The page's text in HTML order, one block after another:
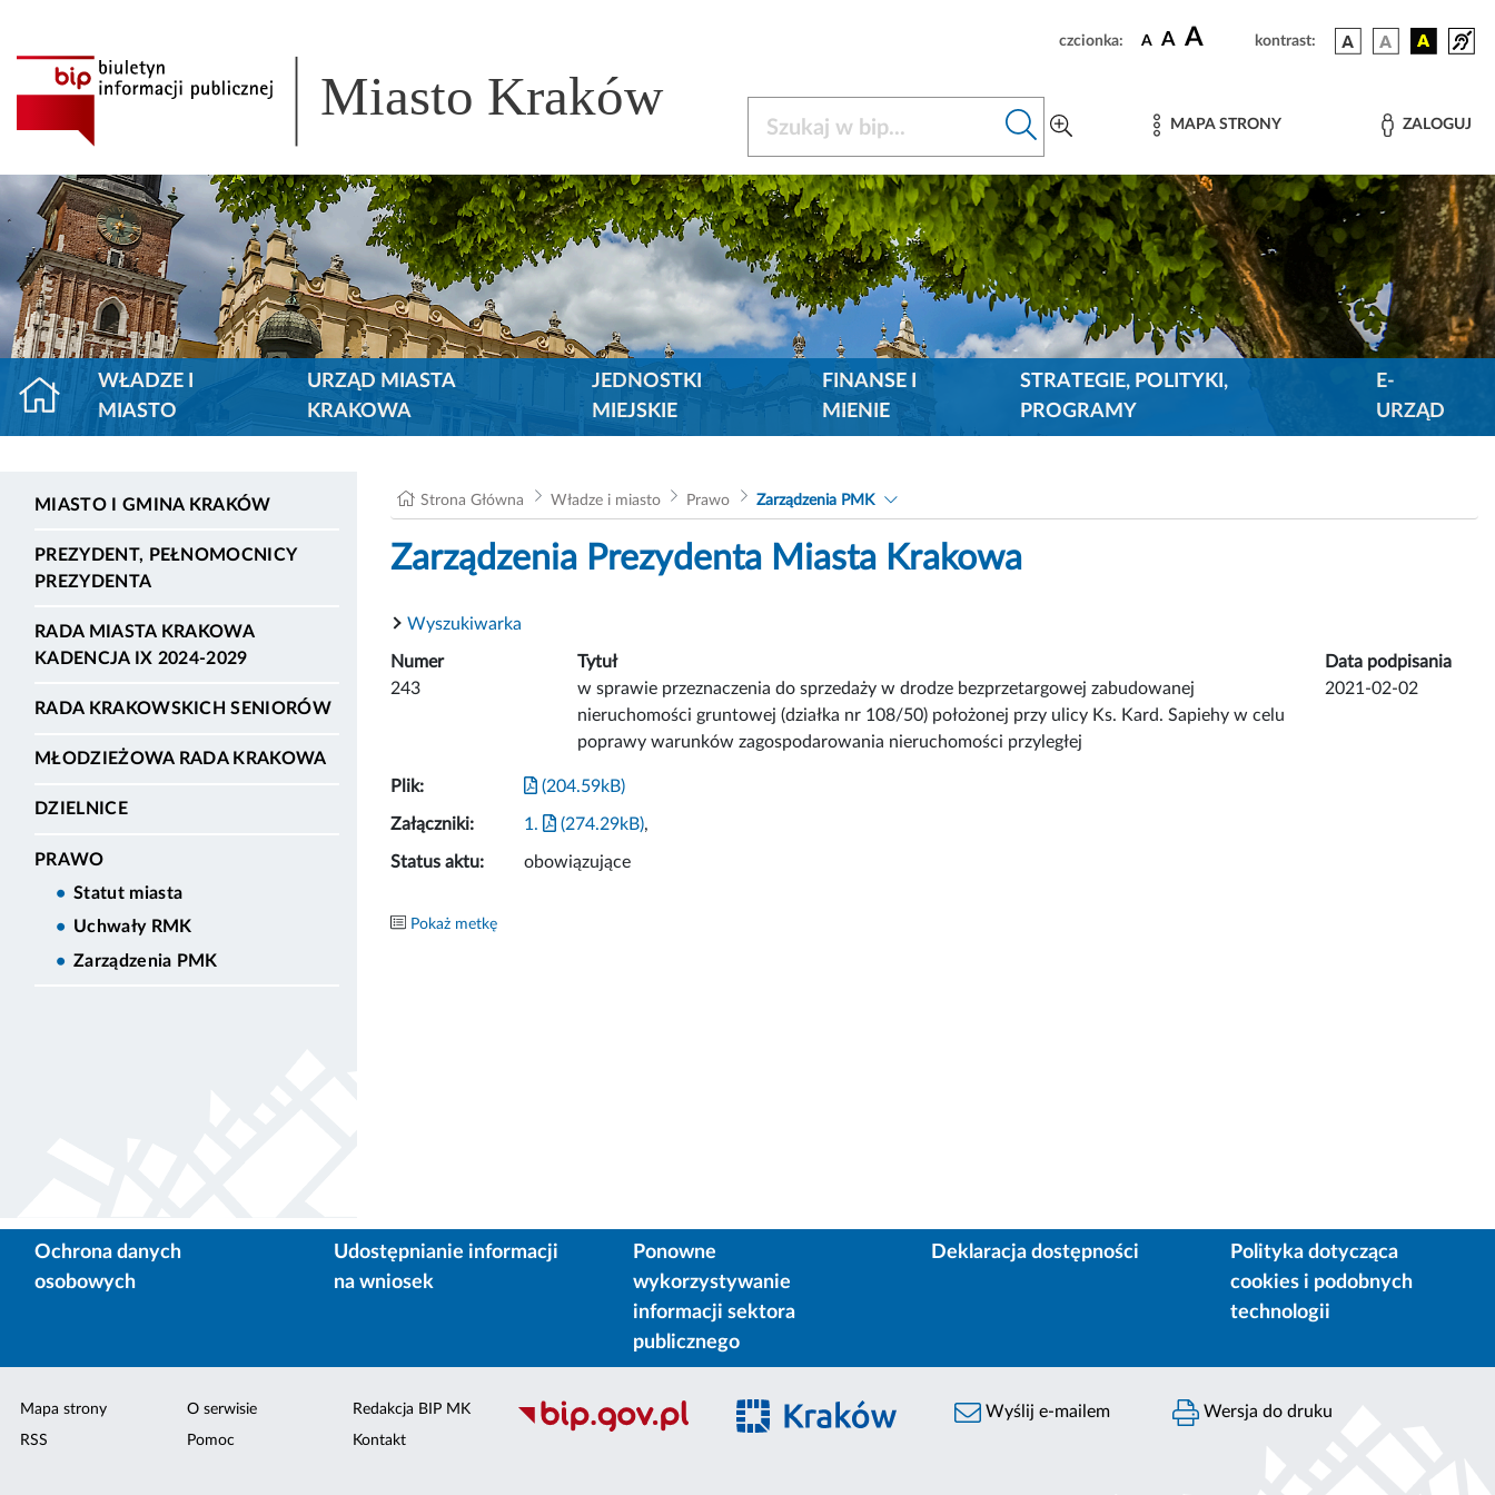
czcionka: A A A kontrast:
Miasto Kraków MAPA STRONY ZALOGUJ
WŁADZE I
MIASTO
URZĄD MIASTA
KRAKOWA
JEDNOSTKI
MIEJSKIE
FINANSE I
MIENIE
STRATEGIE, POLITYKI,
PROGRAMY
E-
URZĄD
MIASTO I GMINA KRAKÓW
PREZYDENT, PEŁNOMOCNICY
PREZYDENTA
RADA MIASTA KRAKOWA
KADENCJA IX 2024-2029
RADA KRAKOWSKICH SENIORÓW
MŁODZIEŻOWA RADA KRAKOWA
DZIELNICE
PRAWO
Statut miasta
Uchwały RMK
Zarządzenia PMK
Strona Główna Władze i miasto Prawo Zarządzenia PMK
Zarządzenia Prezydenta Miasta Krakowa
Wyszukiwarka
Numer Tytuł
Data podpisania
243
w sprawie przeznaczenia do sprzedaży w drodze bezprzetargowej zabudowanej
nieruchomości gruntowej (działka nr 108/50) położonej przy ulicy Ks. Kard. Sapiehy w celu
poprawy warunków zagospodarowania nieruchomości przyległej
2021-02-02
Plik: (204.59kB)
Załączniki: 1. (274.29kB),
Status aktu: obowiązujące
Pokaż metkę
Ochrona danych
osobowych
Udostępnianie informacji
na wniosek
Ponowne
wykorzystywanie
informacji sektora
publicznego
Deklaracja dostępności
Polityka dotycząca
cookies i podobnych
technologii
Mapa strony
RSS
O serwisie
Pomoc
Redakcja BIP MK
Kontakt
Wyślij e-mailem Wersja do druku